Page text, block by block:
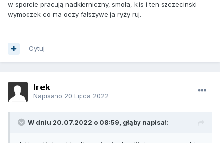
w sporcie pracują nadkierniczny, smoła, klis i ten szczecinski
wymoczek co ma oczy fałszywe ja ryży ruj.
Cytuj
Irek
Napisano 20 Lipca 2022
W dniu 20.07.2022 o 08:59, głąby napisał: